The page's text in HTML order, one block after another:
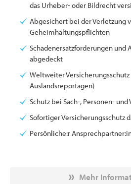
das Urheber- oder Bildrecht
Abgesichert bei der Verletzung
Geheimhaltungspflichten
Schadenersatzforderungen und
abgedeckt
Weltweiter
Auslandsreportagen)
Schutz bei Sach-, Personen-
Sofortiger Versicherungsschutz
Persönliche:r
Mehr